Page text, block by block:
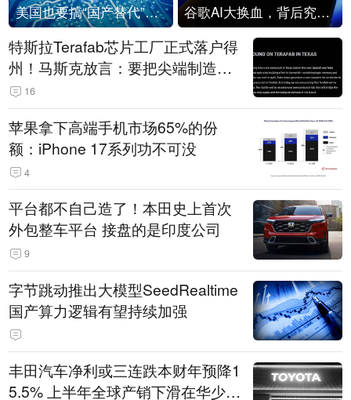
美国也要搞“国产替代”？先算清三笔账 谷歌AI大换血，背后究竟发生了什么？
特斯拉Terafab芯片工厂正式落户得
州！马斯克放言：要把尖端制造带
回美国
16
苹果拿下高端手机市场65%的份
额：iPhone 17系列功不可没
4
平台都不自己造了！本田史上首次
外包整车平台 接盘的是印度公司
9
字节跳动推出大模型SeedRealtime
国产算力逻辑有望持续加强
丰田汽车净利或三连跌本财年预降1
5.5% 上半年全球产销下滑在华少卖